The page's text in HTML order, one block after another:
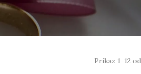
Prikaz 1–12